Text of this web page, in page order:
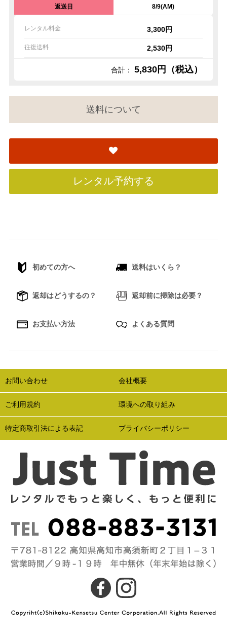
返送日 8/9(AM)
レンタル料金 3,300円
往復送料 2,530円
合計： 5,830円（税込）
送料について
レンタル予約する
初めての方へ 送料はいくら？
返却はどうするの？ 返却前に掃除は必要？
お支払い方法 よくある質問
お問い合わせ 会社概要
ご利用規約 環境への取り組み
特定商取引法による表記 プライバシーポリシー